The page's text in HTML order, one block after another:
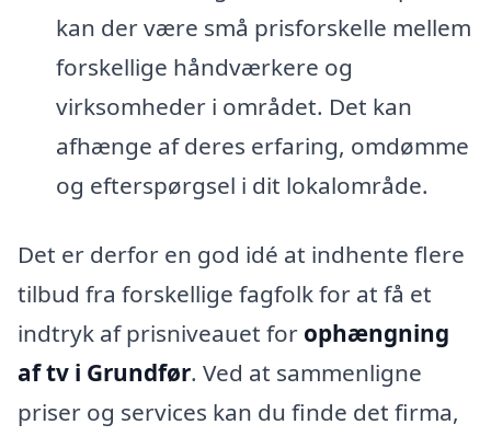
kan der være små prisforskelle mellem
forskellige håndværkere og
virksomheder i området. Det kan
afhænge af deres erfaring, omdømme
og efterspørgsel i dit lokalområde.
Det er derfor en god idé at indhente flere
tilbud fra forskellige fagfolk for at få et
indtryk af prisniveauet for ophængning
af tv i Grundfør. Ved at sammenligne
priser og services kan du finde det firma,